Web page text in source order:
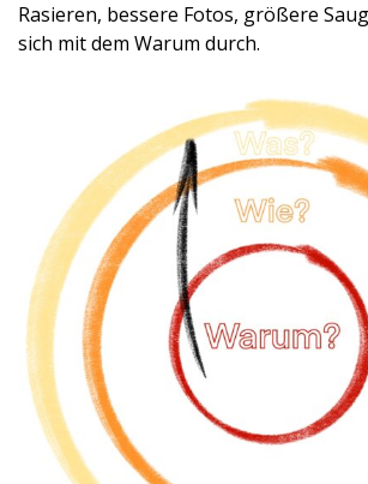
Rasieren, bessere Fotos, größere
sich mit dem Warum durch.